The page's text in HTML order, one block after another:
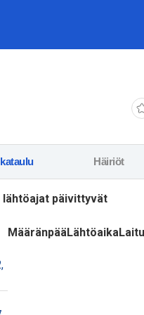
Häiriöt
päivittyvät
MääränpääLähtöaika